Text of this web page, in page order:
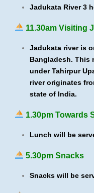
Jadukata River 3
11.30am Visiting
Jadukata river is
Bangladesh. This
under Tahirpur
river originates
state of India.
1.30pm Towards
Lunch will be
5.30pm Snacks
Snacks will be